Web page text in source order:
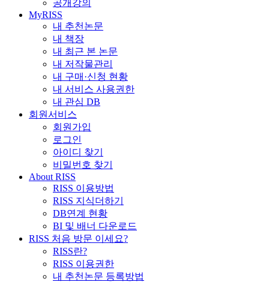
공개강의
MyRISS
내 추천논문
내 책장
내 최근 본 논문
내 저작물관리
내 구매·신청 현황
내 서비스 사용권한
내 관심 DB
회원서비스
회원가입
로그인
아이디 찾기
비밀번호 찾기
About RISS
RISS 이용방법
RISS 지식더하기
DB연계 현황
BI 및 배너 다운로드
RISS 처음 방문 이세요?
RISS란?
RISS 이용권한
내 추천논문 등록방법